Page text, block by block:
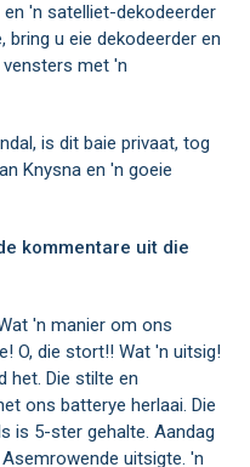
en 'n satelliet-dekodeerder
bring u eie dekodeerder en
met 'n
is dit baie privaat, tog
Knysna en 'n goeie
kommentare uit die
'n manier om ons
O, die stort!! Wat 'n uitsig!
het. Die stilte en
ons batterye herlaai. Die
is 5-ster gehalte. Aandag
uitsigte. 'n